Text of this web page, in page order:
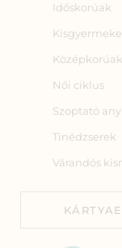
Időskorúak
Középkorúak
Női ciklus
Szoptató
Tinédzserek
Várandós